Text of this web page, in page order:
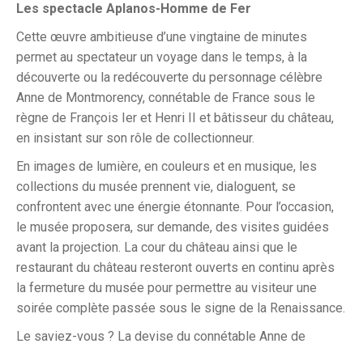
Les spectacle Aplanos-Homme de Fer
Cette œuvre ambitieuse d’une vingtaine de minutes
permet au spectateur un voyage dans le temps, à la
découverte ou la redécouverte du personnage célèbre
Anne de Montmorency, connétable de France sous le
règne de François Ier et Henri II et bâtisseur du château,
en insistant sur son rôle de collectionneur.
En images de lumière, en couleurs et en musique, les
collections du musée prennent vie, dialoguent, se
confrontent avec une énergie étonnante. Pour l’occasion,
le musée proposera, sur demande, des visites guidées
avant la projection. La cour du château ainsi que le
restaurant du château resteront ouverts en continu après
la fermeture du musée pour permettre au visiteur une
soirée complète passée sous le signe de la Renaissance.
Le saviez-vous ? La devise du connétable Anne de